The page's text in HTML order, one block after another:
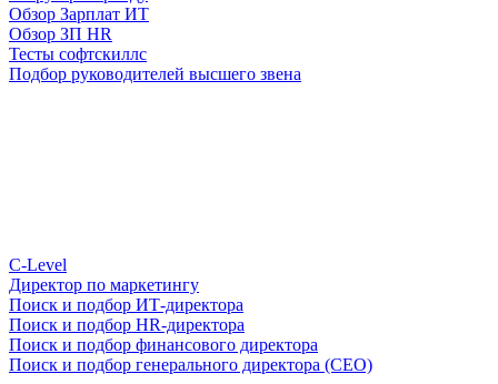
Обзор Зарплат ИТ
Обзор ЗП HR
Тесты софтскиллс
Подбор руководителей высшего звена
С-Level
Директор по маркетингу
Поиск и подбор ИТ-директора
Поиск и подбор HR-директора
Поиск и подбор финансового директора
Поиск и подбор генерального директора (CEO)